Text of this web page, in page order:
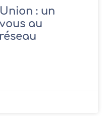
: un
au